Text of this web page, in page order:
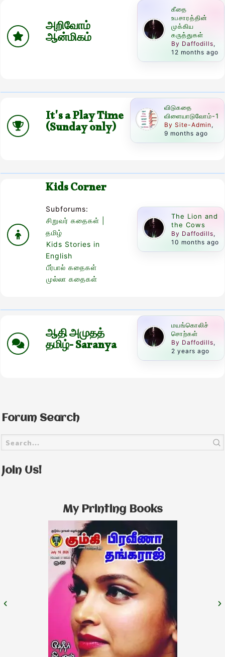
அறிவோம்
ஆன்மிகம்
கீதை
உபசாரத்தின்
முக்கிய
கருத்துகள்
By Daffodills,
12 months ago
It's a Play Time
(Sunday only)
விடுகதை
விளையாடுவோம்-1
By Site-Admin ,
9 months ago
Kids Corner
Subforums:
சிறுவர் கதைகள் |
தமிழ்
Kids Stories in
English
பீர்பால் கதைகள்
முல்லா கதைகள்
The Lion and
the Cows
By Daffodills,
10 months ago
ஆதி அமுதத்
தமிழ்- Saranya
மயங்கொலிச்
சொற்கள்
By Daffodills,
2 years ago
Forum Search
Join Us!
My Printing Books